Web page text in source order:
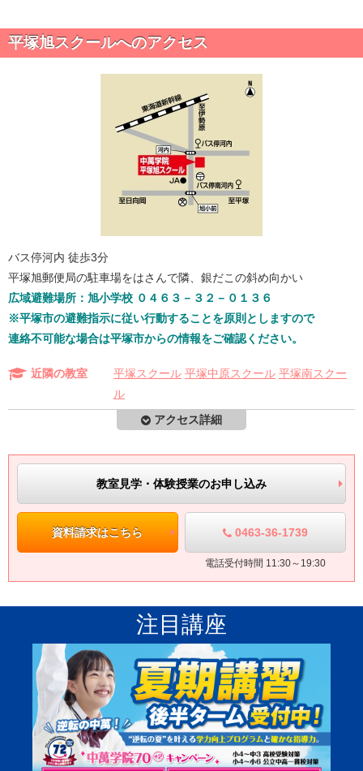
山城中 中2 Gさん前回より3上昇！！
平塚旭スクールへのアクセス
バス停河内 徒歩3分
平塚旭郵便局の駐車場をはさんで隣、銀だこの斜め向かい
広域避難場所：旭小学校 ０４６３－３２－０１３６
※平塚市の避難指示に従い行動することを原則としますので
連絡不可能な場合は平塚市からの情報をご確認ください。
近隣の教室 平塚スクール 平塚中原スクール 平塚南スクー
ル
アクセス詳細
教室見学・体験授業のお申し込み
資料請求はこちら 0463-36-1739
電話受付時間 11:30～19:30
注目講座